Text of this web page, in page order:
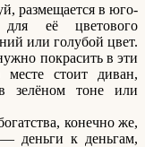
размещается в юго-
её цветового
или голубой цвет.
покрасить в эти
месте стоит диван,
зелёном тоне или
конечно же,
— деньги к деньгам,